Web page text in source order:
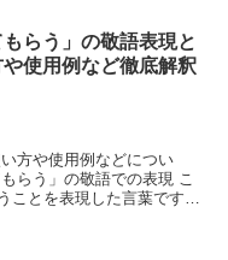
もらう」の敬語表現と
使用例など徹底解釈
方や使用例などについ
らう」の敬語での表現 こ
ことを表現した言葉です。